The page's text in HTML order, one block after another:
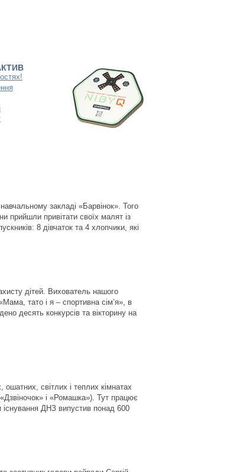
закладі «Барвінок». Того
прийшли привітати своїх малят із
8 дівчаток та 4 хлопчики, які
дітей. Вихователь нашого
тато і я – спортивна сім’я», в
десять конкурсів та вікторину на
світлих і теплих кімнатах
і «Ромашка»). Тут працює
ДНЗ випустив понад 600